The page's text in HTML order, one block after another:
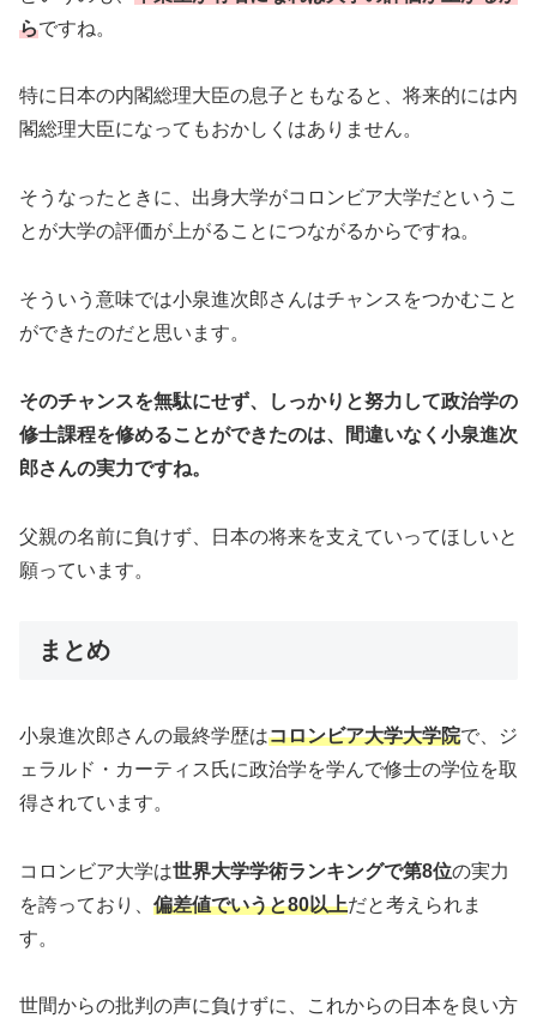
らですね。
特に日本の内閣総理大臣の息子ともなると、将来的には内
閣総理大臣になってもおかしくはありません。
そうなったときに、出身大学がコロンビア大学だというこ
とが大学の評価が上がることにつながるからですね。
そういう意味では小泉進次郎さんはチャンスをつかむこと
ができたのだと思います。
そのチャンスを無駄にせず、しっかりと努力して政治学の
修士課程を修めることができたのは、間違いなく小泉進次
郎さんの実力ですね。
父親の名前に負けず、日本の将来を支えていってほしいと
願っています。
まとめ
小泉進次郎さんの最終学歴はコロンビア大学大学院で、ジ
ェラルド・カーティス氏に政治学を学んで修士の学位を取
得されています。
コロンビア大学は世界大学学術ランキングで第8位の実力
を誇っており、 偏差値でいうと80以上だと考えられま
す。
世間からの批判の声に負けずに、これからの日本を良い方